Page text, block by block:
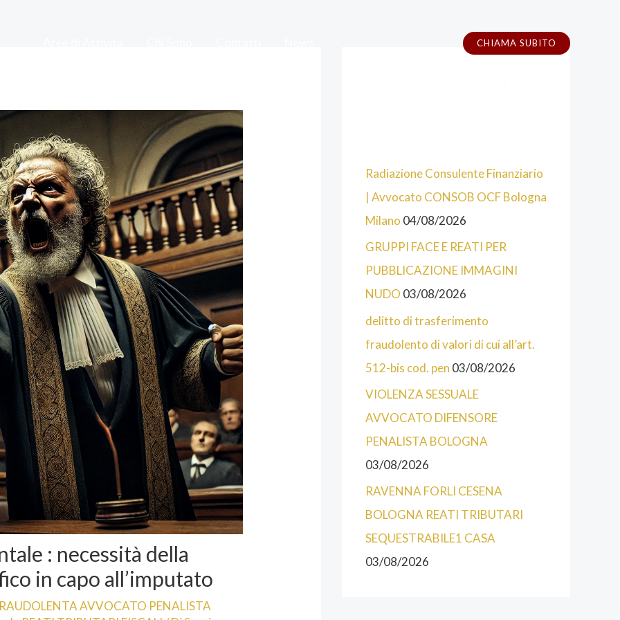
CHIAMA SUBITO
: necessità della
in capo all’imputato
AVVOCATO PENALISTA
Radiazione Consulente Finanziario
| Avvocato CONSOB OCF Bologna
Milano 04/08/2026
GRUPPI FACE E REATI PER
PUBBLICAZIONE IMMAGINI
NUDO 03/08/2026
delitto di trasferimento
fraudolento di valori di cui all’art.
512-bis cod. pen 03/08/2026
VIOLENZA SESSUALE
AVVOCATO DIFENSORE
PENALISTA BOLOGNA
03/08/2026
RAVENNA FORLI CESENA
BOLOGNA REATI TRIBUTARI
SEQUESTRABILE1 CASA
03/08/2026
E
C
A
T
E
G
O
R
I
E
D
E
L
O
R
I
E